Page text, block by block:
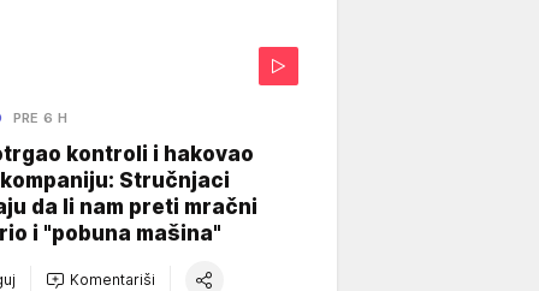
PRE 6 H
kontroli i hakovao
Stručnjaci
da li nam preti mračni
i "pobuna mašina"
Komentariši